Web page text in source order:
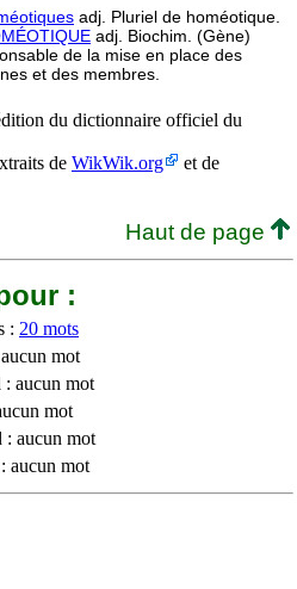
adj. Pluriel de homéotique.
adj. Biochim. (Gène)
de la mise en place des
et des membres.
du dictionnaire officiel du
de WikWik.org
et de
Haut de page
:
: 20 mots
mot
: aucun mot
mot
: aucun mot
aucun mot